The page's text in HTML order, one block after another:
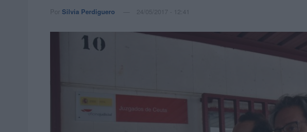
Por Silvia Perdiguero 24/05/2017 - 12:41